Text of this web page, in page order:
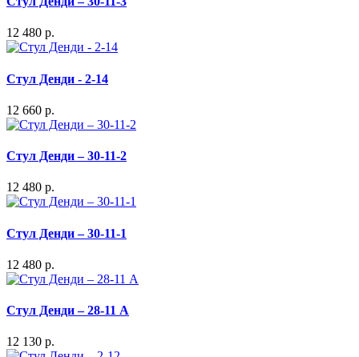
12 480 р.
Стул Денди - 2-14
12 660 р.
Стул Денди – 30-11-2
12 480 р.
Стул Денди – 30-11-1
12 480 р.
Стул Денди – 28-11 А
12 130 р.